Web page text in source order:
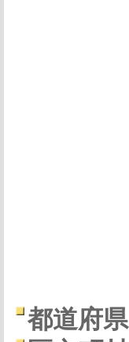
都道府県